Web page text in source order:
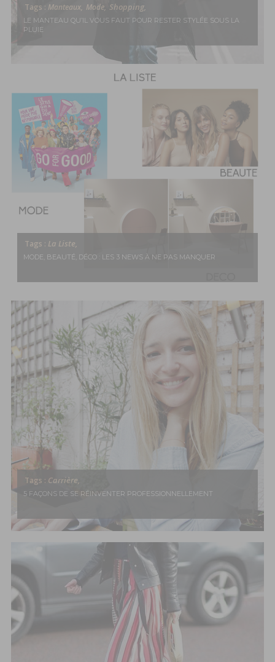
Tags : Manteaux, Mode, Shopping,
LE MANTEAU QU’IL VOUS FAUT POUR RESTER STYLÉE SOUS LA
PLUIE
Tags : La Liste,
MODE, BEAUTÉ, DÉCO : LES 3 NEWS À NE PAS MANQUER
Tags : Carrière,
5 FAÇONS DE SE RÉINVENTER PROFESSIONNELLEMENT